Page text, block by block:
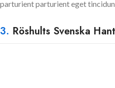
parturient parturient eget
3. Röshults Svenska